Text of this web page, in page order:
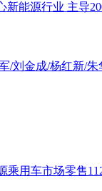
新能源行业 主导
/刘金成/杨红新/朱
乘用车市场零售